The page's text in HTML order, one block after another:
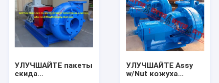
УЛУЧШАЙТЕ пакеты
скида
УЛУЧШАЙТЕ Assy
w/Nut кожуха